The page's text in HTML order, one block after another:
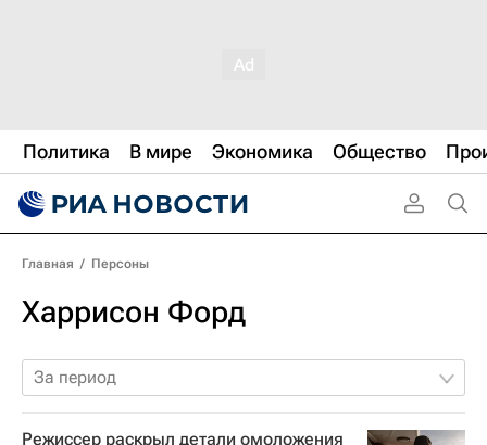
Политика В мире Экономика Общество
Главная / Персоны
Харрисон Форд
За период
Режиссер раскрыл детали омоложения